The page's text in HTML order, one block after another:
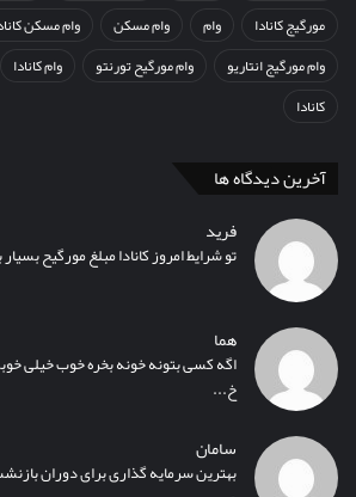
مورگیج کانادا
وام وام مسکن وام مسکن
وام مورگیج انتاریو
وام مورگیح تورنتو وام کانادا
کانادا
آخرین دیدگاه ها
فرید
تو شرایط امروز کانادا مبلغ مورگیح
هما
اگه کسی بتونه خونه بخره خوب خیلی
خ...
سامان
بهترین سرمایه گذاری برای دوران